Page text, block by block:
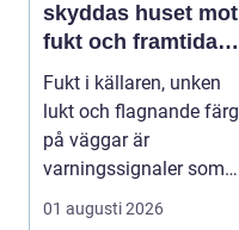
skyddas huset mot
fukt och framtida
skador
Fukt i källaren, unken
lukt och flagnande färg
på väggar är
varningssignaler som
många villaägare i ...
01 augusti 2026